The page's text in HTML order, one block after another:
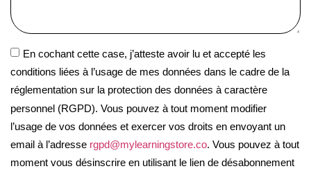
En cochant cette case, j’atteste avoir lu et accepté les
conditions liées à l’usage de mes données dans le cadre de la
réglementation sur la protection des données à caractère
personnel (RGPD). Vous pouvez à tout moment modifier
l’usage de vos données et exercer vos droits en envoyant un
email à l’adresse rgpd@mylearningstore.co. Vous pouvez à tout
moment vous désinscrire en utilisant le lien de désabonnement